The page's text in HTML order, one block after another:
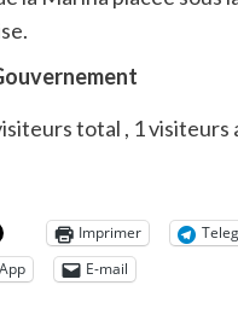
total , 1 visiteurs
Imprimer
E-mail